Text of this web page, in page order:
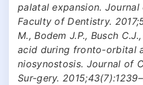
palatal expansion.
Faculty of Dentistry.
M., Bodem J.P., Busch
acid during fronto-orbital
niosynostosis. Journal of
Sur-gery.